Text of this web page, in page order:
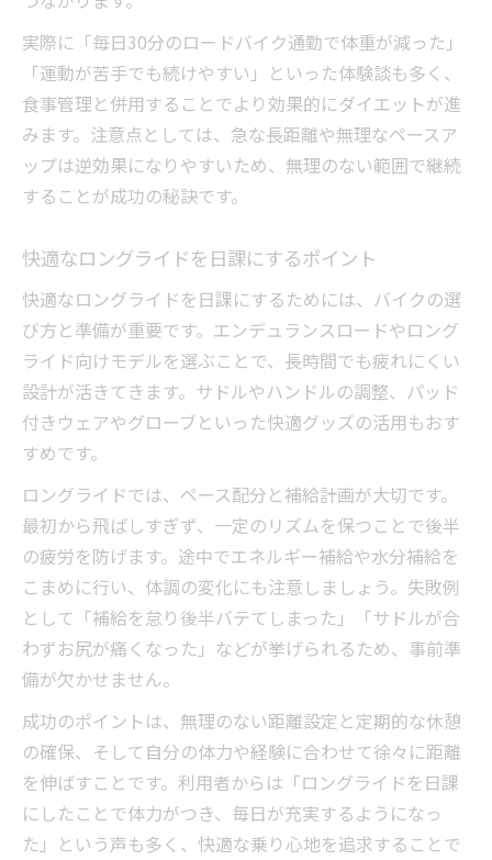
実際に「毎日30分のロードバイク通勤で体重が減った」
「運動が苦手でも続けやすい」といった体験談も多く、
食事管理と併用することでより効果的にダイエットが進
みます。注意点としては、急な長距離や無理なペースア
ップは逆効果になりやすいため、無理のない範囲で継続
することが成功の秘訣です。
快適なロングライドを日課にするポイント
快適なロングライドを日課にするためには、バイクの選
び方と準備が重要です。エンデュランスロードやロング
ライド向けモデルを選ぶことで、長時間でも疲れにくい
設計が活きてきます。サドルやハンドルの調整、パッド
付きウェアやグローブといった快適グッズの活用もおす
すめです。
ロングライドでは、ペース配分と補給計画が大切です。
最初から飛ばしすぎず、一定のリズムを保つことで後半
の疲労を防げます。途中でエネルギー補給や水分補給を
こまめに行い、体調の変化にも注意しましょう。失敗例
として「補給を怠り後半バテてしまった」「サドルが合
わずお尻が痛くなった」などが挙げられるため、事前準
備が欠かせません。
成功のポイントは、無理のない距離設定と定期的な休憩
の確保、そして自分の体力や経験に合わせて徐々に距離
を伸ばすことです。利用者からは「ロングライドを日課
にしたことで体力がつき、毎日が充実するようになっ
た」という声も多く、快適な乗り心地を追求することで